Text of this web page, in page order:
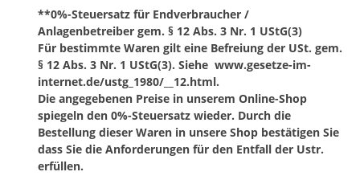
**0%-Steuersatz für Endverbraucher /
Anlagenbetreiber gem. § 12 Abs. 3 Nr. 1 UStG(3)
Für bestimmte Waren gilt eine Befreiung der USt. gem.
§ 12 Abs. 3 Nr. 1 UStG(3). Siehe www.gesetze-im-
internet.de/ustg_1980/__12.html.
Die angegebenen Preise in unserem Online-Shop
spiegeln den 0%-Steuersatz wieder. Durch die
Bestellung dieser Waren in unsere Shop bestätigen Sie
dass Sie die Anforderungen für den Entfall der Ustr.
erfüllen.